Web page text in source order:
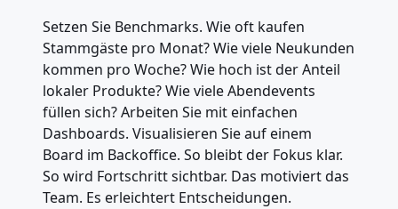
Setzen Sie Benchmarks. Wie oft kaufen
Stammgäste pro Monat? Wie viele Neukunden
kommen pro Woche? Wie hoch ist der Anteil
lokaler Produkte? Wie viele Abendevents
füllen sich? Arbeiten Sie mit einfachen
Dashboards. Visualisieren Sie auf einem
Board im Backoffice. So bleibt der Fokus klar.
So wird Fortschritt sichtbar. Das motiviert das
Team. Es erleichtert Entscheidungen.